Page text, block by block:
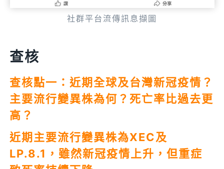
社群平台流傳訊息擷圖
查核
查核點一：近期全球及台灣新冠疫情？
主要流行變異株為何？死亡率比過去更
高？
近期主要流行變異株為XEC及
LP.8.1，雖然新冠疫情上升，但重症